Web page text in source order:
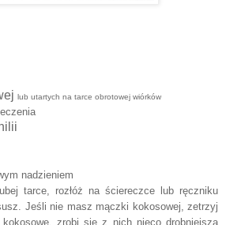
lub utartych na tarce obrotowej wiórków
nadzieniem
tarce, rozłóż na ściereczce lub ręczniku
Jeśli nie masz mączki kokosowej, zetrzyj
zrobi się z nich nieco drobniejsza